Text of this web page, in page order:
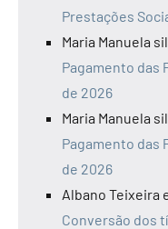
Prestações
Maria Manuela
Pagamento das
de 2026
Maria Manuela
Pagamento das
de 2026
Albano Teixeira
Conversão dos